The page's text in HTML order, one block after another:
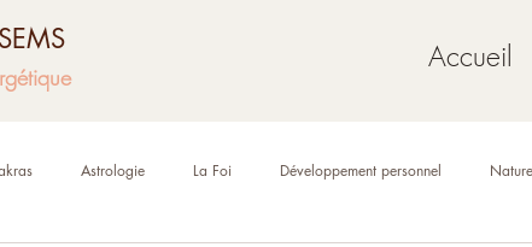
Accueil
Astrologie La Foi Développement personnel Nature